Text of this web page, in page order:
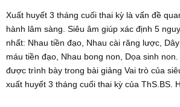
Xuất huyết 3 tháng cuối thai kỳ là vấn đề
hành lâm sàng. Siêu âm giúp xác định 5
nhất: Nhau tiền đạo, Nhau cài răng lược,
máu tiền đạo, Nhau bong non, Dọa sinh
được trình bày trong bài giảng Vai trò của
xuất huyết 3 tháng cuối thai kỳ của ThS.BS.